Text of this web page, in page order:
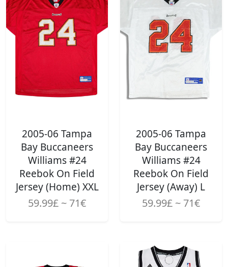
2005-06 Tampa
Bay Buccaneers
Williams #24
Reebok On Field
Jersey (Home) XXL
59.99£ ~ 71€
2005-06 Tampa
Bay Buccaneers
Williams #24
Reebok On Field
Jersey (Away) L
59.99£ ~ 71€